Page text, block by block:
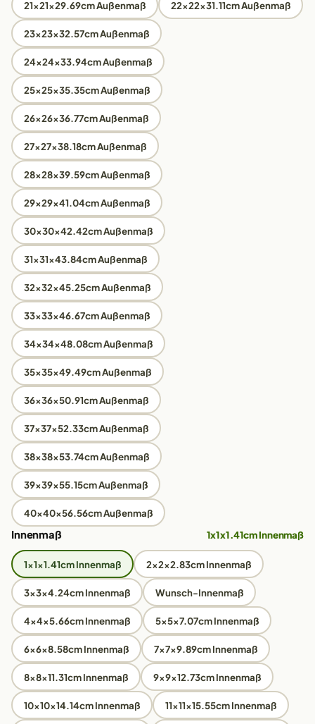
21x21x29.69cm Außenmaß 22x22x31.11cm Außenmaß
23x23x32.57cm Außenmaß
24x24x33.94cm Außenmaß
25x25x35.35cm Außenmaß
26x26x36.77cm Außenmaß
27x27x38.18cm Außenmaß
28x28x39.59cm Außenmaß
29x29x41.04cm Außenmaß
30x30x42.42cm Außenmaß
31x31x43.84cm Außenmaß
32x32x45.25cm Außenmaß
33x33x46.67cm Außenmaß
34x34x48.08cm Außenmaß
35x35x49.49cm Außenmaß
36x36x50.91cm Außenmaß
37x37x52.33cm Außenmaß
38x38x53.74cm Außenmaß
39x39x55.15cm Außenmaß
40x40x56.56cm Außenmaß
Innenmaß 1x1x1.41cm Innenmaß
1x1x1.41cm Innenmaß 2x2x2.83cm Innenmaß
3x3x4.24cm Innenmaß Wunsch-Innenmaß
4x4x5.66cm Innenmaß 5x5x7.07cm Innenmaß
6x6x8.58cm Innenmaß 7x7x9.89cm Innenmaß
8x8x11.31cm Innenmaß 9x9x12.73cm Innenmaß
10x10x14.14cm Innenmaß 11x11x15.55cm Innenmaß